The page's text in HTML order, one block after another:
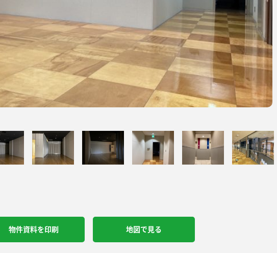
物件資料を印刷 地図で見る